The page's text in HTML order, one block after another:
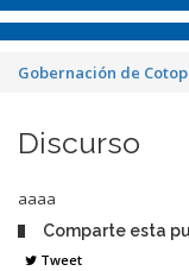
Gobernación de
Discurso
aaaa
Comparte esta
Tweet